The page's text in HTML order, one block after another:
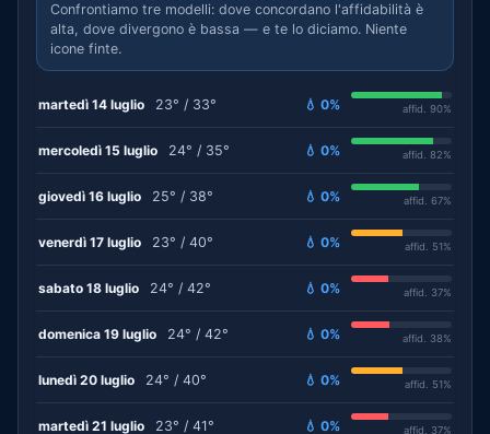
Confrontiamo tre modelli: dove concordano l'affidabilità è
alta, dove divergono è bassa — e te lo diciamo. Niente
icone finte.
martedì 14 luglio 23° / 33° 💧 0% affid. 90%
mercoledì 15 luglio 24° / 35° 💧 0% affid. 82%
giovedì 16 luglio 25° / 38° 💧 0% affid. 67%
venerdì 17 luglio 23° / 40° 💧 0% affid. 51%
sabato 18 luglio 24° / 42° 💧 0% affid. 37%
domenica 19 luglio 24° / 42° 💧 0% affid. 38%
lunedì 20 luglio 24° / 40° 💧 0% affid. 51%
martedì 21 luglio 23° / 41° 💧 0% affid. 37%